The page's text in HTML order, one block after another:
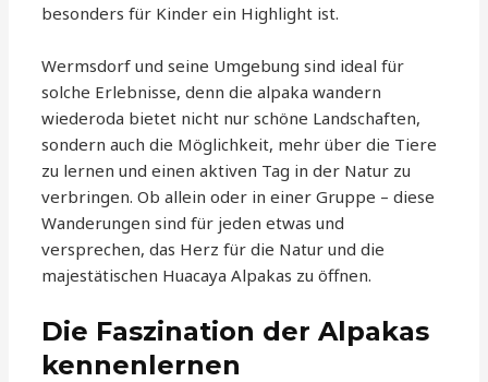
besonders für Kinder ein Highlight ist.
Wermsdorf und seine Umgebung sind ideal für
solche Erlebnisse, denn die alpaka wandern
wiederoda bietet nicht nur schöne Landschaften,
sondern auch die Möglichkeit, mehr über die Tiere
zu lernen und einen aktiven Tag in der Natur zu
verbringen. Ob allein oder in einer Gruppe – diese
Wanderungen sind für jeden etwas und
versprechen, das Herz für die Natur und die
majestätischen Huacaya Alpakas zu öffnen.
Die Faszination der Alpakas
kennenlernen